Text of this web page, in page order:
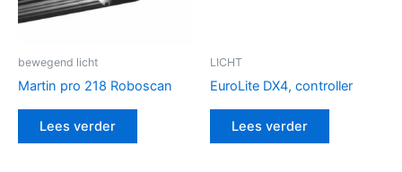
bewegend licht
Martin pro 218 Roboscan
Lees verder
LICHT
EuroLite DX4, controller
Lees verder